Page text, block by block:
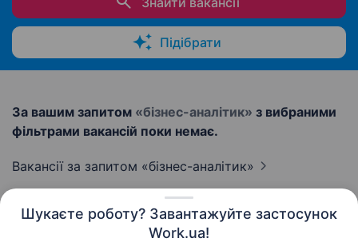
Шукаєте роботу? Завантажуйте застосунок
Work.ua!
Підібрати
За вашим запитом «бізнес-аналітик» з вибраними
фільтрами вакансій поки немає.
Вакансії за запитом «бізнес-аналітик»